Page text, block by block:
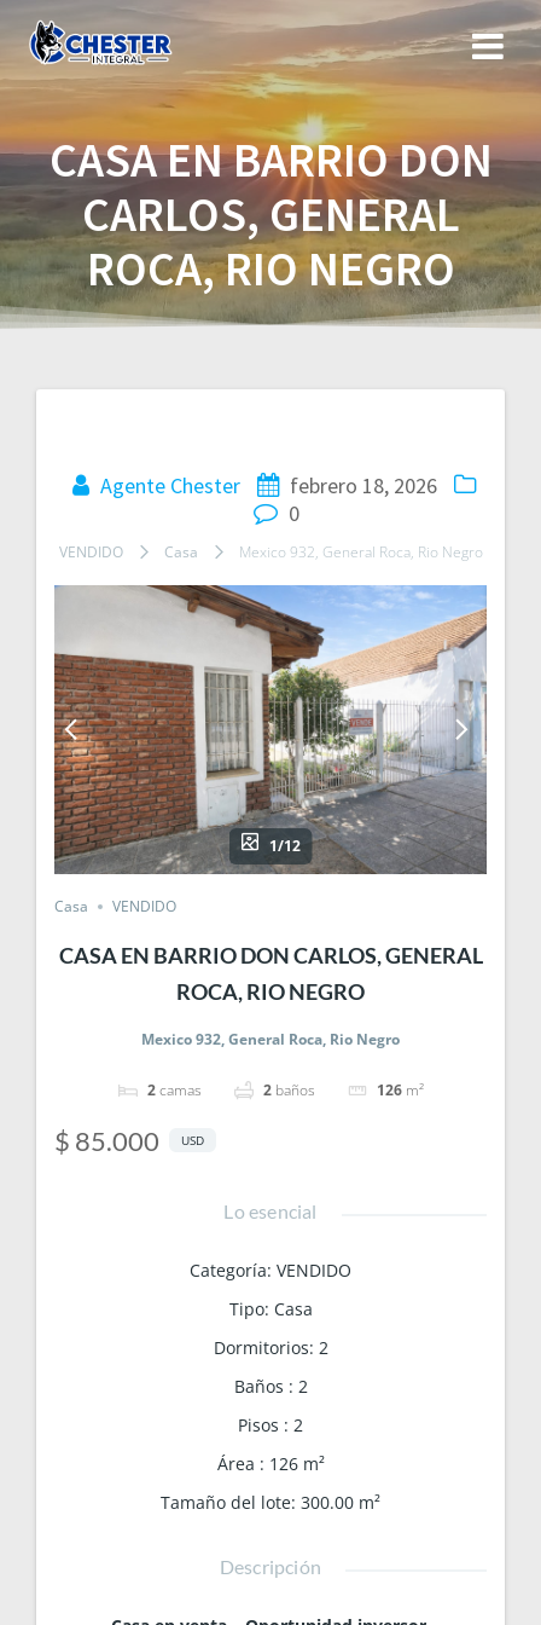
al
contenido
CASA EN BARRIO DON
CARLOS, GENERAL
ROCA, RIO NEGRO
Agente Chester
febrero 18, 2026
0
VENDIDO Casa Mexico 932, General Roca, Rio Negro
1/12
Casa VENDIDO
CASA EN BARRIO DON CARLOS, GENERAL
ROCA, RIO NEGRO
Mexico 932, General Roca, Rio Negro
2 camas 2 baños 126 m²
$ 85.000 USD
Lo esencial
Categoría: VENDIDO
Tipo: Casa
Dormitorios: 2
Baños : 2
Pisos : 2
Área : 126 m²
Tamaño del lote: 300.00 m²
Descripción
de
entradas